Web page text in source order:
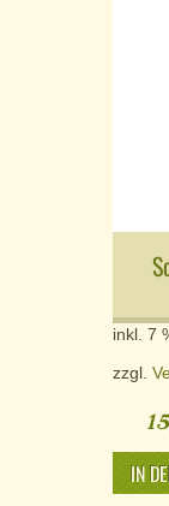
inkl. 7
zzgl.
IN